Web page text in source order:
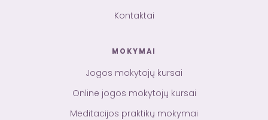
Kontaktai
MOKYMAI
Jogos mokytojų kursai
Online jogos mokytojų kursai
Meditacijos praktikų mokymai